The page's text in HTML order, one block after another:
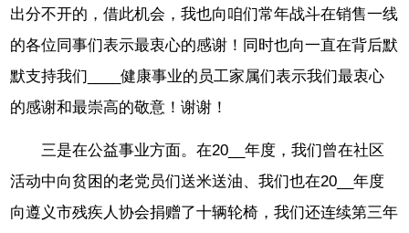
出分不开的，借此机会，我也向咱们常年战斗在销售一线
的各位同事们表示最衷心的感谢！同时也向一直在背后默
默支持我们____健康事业的员工家属们表示我们最衷心
的感谢和最崇高的敬意！谢谢！
三是在公益事业方面。在20__年度，我们曾在社区
活动中向贫困的老党员们送米送油、我们也在20__年度
向遵义市残疾人协会捐赠了十辆轮椅，我们还连续第三年